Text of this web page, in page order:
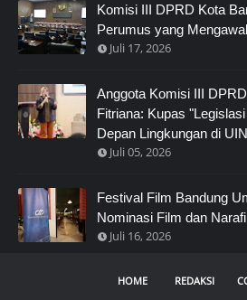
Komisi III DPRD Kota
Perumus yang
Juli 17, 2026
Anggota Komisi III
Fitriana: Kupas
Depan Lingkungan di
Juli 05, 2026
Festival Film Bandung
Nominasi Film dan
Juli 16, 2026
HOME REDAKSI